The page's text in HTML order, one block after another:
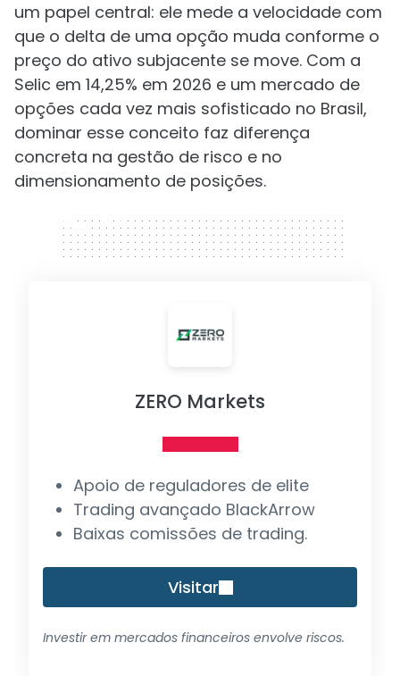
um papel central: ele mede a velocidade com
que o delta de uma opção muda conforme o
preço do ativo subjacente se move. Com a
Selic em 14,25% em 2026 e um mercado de
opções cada vez mais sofisticado no Brasil,
dominar esse conceito faz diferença
concreta na gestão de risco e no
dimensionamento de posições.
320 x 50
ZERO Markets
Apoio de reguladores de elite
Trading avançado BlackArrow
Baixas comissões de trading.
Visitar
Investir em mercados financeiros envolve riscos.